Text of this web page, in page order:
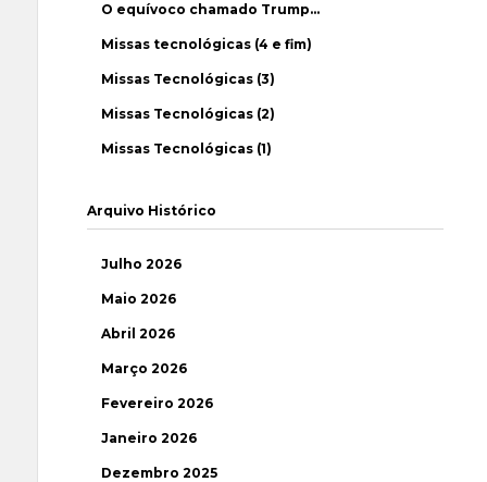
O equívoco chamado Trump…
Missas tecnológicas (4 e fim)
Missas Tecnológicas (3)
Missas Tecnológicas (2)
Missas Tecnológicas (1)
Arquivo Histórico
Julho 2026
Maio 2026
Abril 2026
Março 2026
Fevereiro 2026
Janeiro 2026
Dezembro 2025